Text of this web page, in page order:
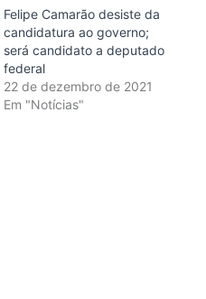
Felipe Camarão desiste da
candidatura ao governo;
será candidato a deputado
federal
22 de dezembro de 2021
Em "Notícias"